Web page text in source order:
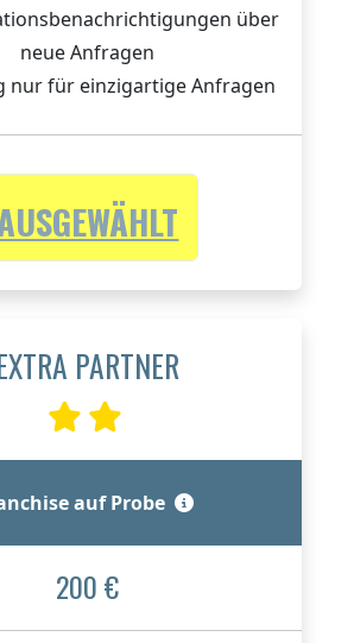
über
neue Anfragen
nur für einzigartige Anfragen
PARTNER
auf Probe
200 €